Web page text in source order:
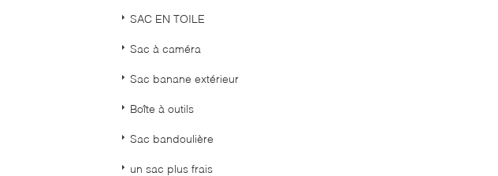
SAC EN TOILE
Sac à caméra
Sac banane extérieur
Boîte à outils
Sac bandoulière
un sac plus frais